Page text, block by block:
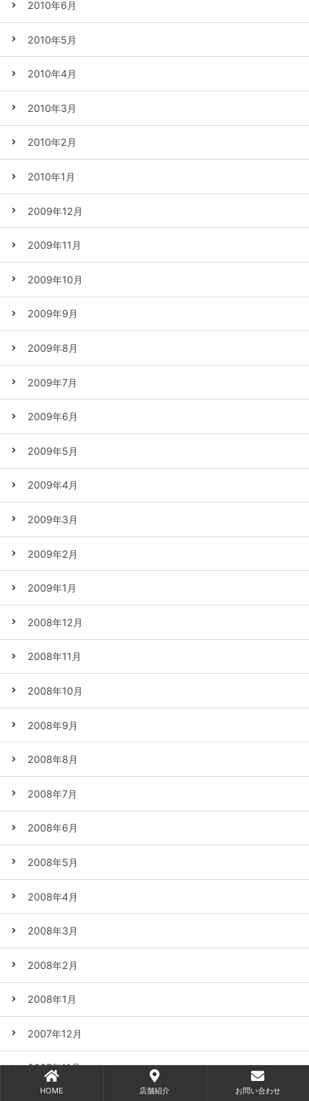
2010年6月
2010年5月
2010年4月
2010年3月
2010年2月
2010年1月
2009年12月
2009年11月
2009年10月
2009年9月
2009年8月
2009年7月
2009年6月
2009年5月
2009年4月
2009年3月
2009年2月
2009年1月
2008年12月
2008年11月
2008年10月
2008年9月
2008年8月
2008年7月
2008年6月
2008年5月
2008年4月
2008年3月
2008年2月
2008年1月
2007年12月
2007年11月
HOME 店舗紹介 お問い合わせ